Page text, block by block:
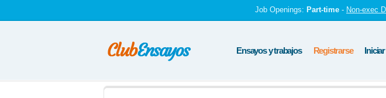
Job Openings: Part-time - Non-exec
Ensayos y trabajos Registrarse